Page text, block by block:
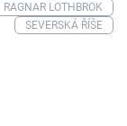
RAGNAR LOTHBROK
SEVERSKÁ ŘÍŠE